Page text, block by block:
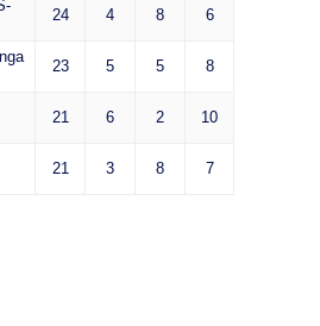
24 4 8 6
23 5 5 8
21 6 2 10
21 3 8 7